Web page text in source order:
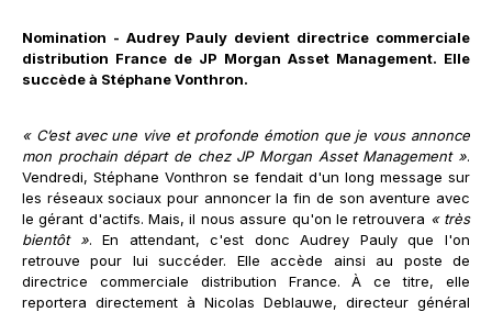
Nomination - Audrey Pauly devient directrice commerciale
distribution France de JP Morgan Asset Management. Elle
succède à Stéphane Vonthron.
« C’est avec une vive et profonde émotion que je vous annonce
mon prochain départ de chez JP Morgan Asset Management ».
Vendredi, Stéphane Vonthron se fendait d'un long message sur
les réseaux sociaux pour annoncer la fin de son aventure avec
le gérant d'actifs. Mais, il nous assure qu'on le retrouvera « très
bientôt ». En attendant, c'est donc Audrey Pauly que l'on
retrouve pour lui succéder. Elle accède ainsi au poste de
directrice commerciale distribution France. À ce titre, elle
reportera directement à Nicolas Deblauwe, directeur général